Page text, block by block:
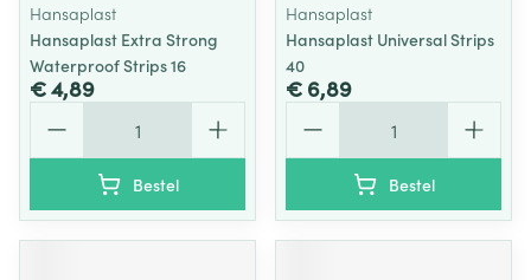
Hansaplast
Hansaplast Extra Strong
Waterproof Strips 16
€ 4,89
Bestel
Hansaplast
Hansaplast Universal Strips
40
€ 6,89
Bestel